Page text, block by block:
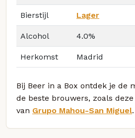
Bierstijl Lager
Alcohol 4.0%
Herkomst Madrid
Bij Beer in a Box ontdek je de
de beste brouwers, zoals
van Grupo Mahou-San Miguel.